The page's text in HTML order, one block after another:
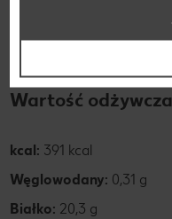
pełnią ważną funkcję w
Natomiast wapń i
szczególnie podczas
Wartość odżywcza
kcal: 391 kcal
Węglowodany: 0,31 g
Białko: 20,3 g